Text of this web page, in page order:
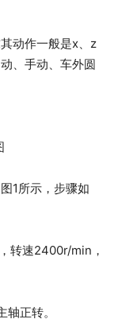
动作一般是x、z
、手动、车外圆
1所示，步骤如
转速2400r/min，
正转。